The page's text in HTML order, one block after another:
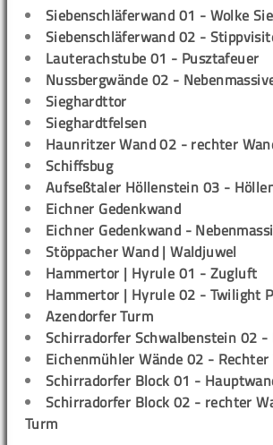
Siebenschläferwand 01 - Wolke
Siebenschläferwand 02 -
Lauterachstube 01 - Pusztafeuer
Nussbergwände 02 -
Sieghardttor
Sieghardtfelsen
Haunritzer Wand 02 - rechter
Schiffsbug
Aufseßtaler Höllenstein 03 -
Eichner Gedenkwand
Eichner Gedenkwand -
Stöppacher Wand | Waldjuwel
Hammertor | Hyrule 01 - Zugluft
Hammertor | Hyrule 02 - Twilight
Azendorfer Turm
Schirradorfer Schwalbenstein 02 -
Eichenmühler Wände 02 - Rechter
Schirradorfer Block 01 -
Schirradorfer Block 02 - rechter
Turm